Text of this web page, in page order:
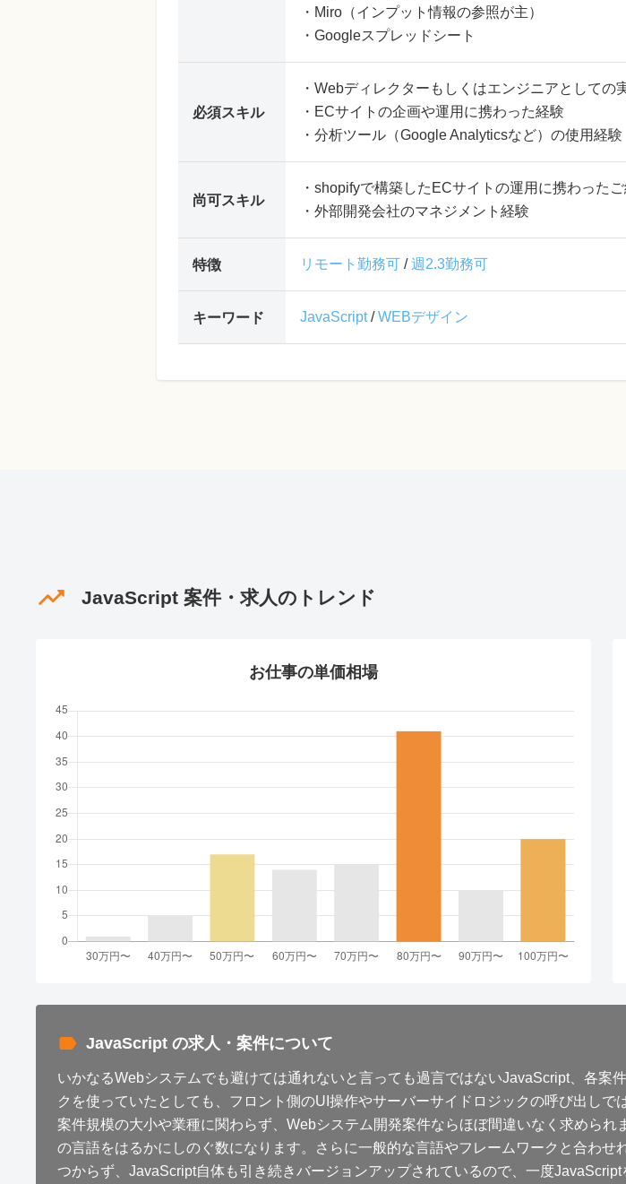
・Miro（インプット情報の参照が主）
・Googleスプレッドシート
必須スキル
・Webディレクターもしくはエンジニアとしての
・ECサイトの企画や運用に携わった経験
・分析ツール（Google Analyticsなど）の使用経験
尚可スキル
・shopifyで構築したECサイトの運用に携わった
・外部開発会社のマネジメント経験
特徴 リモート勤務可/週2.3勤務可
キーワード JavaScript/WEBデザイン
JavaScript 案件・求人のトレンド
お仕事の単価相場
JavaScript の求人・案件について
いかなるWebシステムでも避けては通れないと言っても過言ではないJavaScript、各
クを使っていたとしても、フロント側のUI操作やサーバーサイドロジックの呼び出し
案件規模の大小や業種に関わらず、Webシステム開発案件ならほぼ間違いなく求めら
の言語をはるかにしのぐ数になります。さらに一般的な言語やフレームワークと合わ
つからず、JavaScript自体も引き続きバージョンアップされているので、一度